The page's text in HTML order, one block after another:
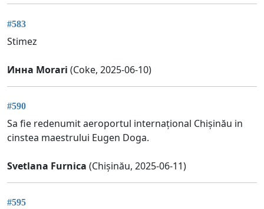
#583
Stimez
Инна Morari (Coke, 2025-06-10)
#590
Sa fie redenumit aeroportul internațional Chișinău in
cinstea maestrului Eugen Doga.
Svetlana Furnica (Chișinău, 2025-06-11)
#595